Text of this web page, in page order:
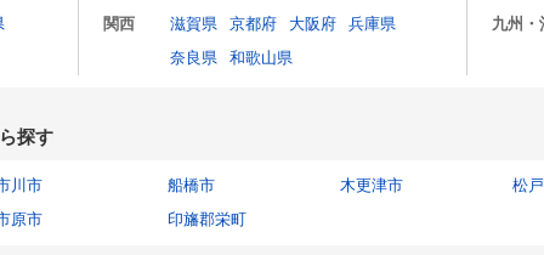
関西
滋賀県 京都府 大阪府
兵庫県
奈良県
和歌山県
九州・
探す
川市 船橋市 木更津市
松
原市
印旛郡栄町